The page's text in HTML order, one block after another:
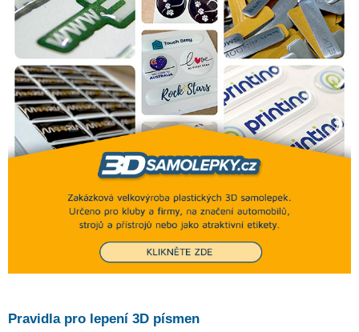
Pravidla pro lepení 3D písmen